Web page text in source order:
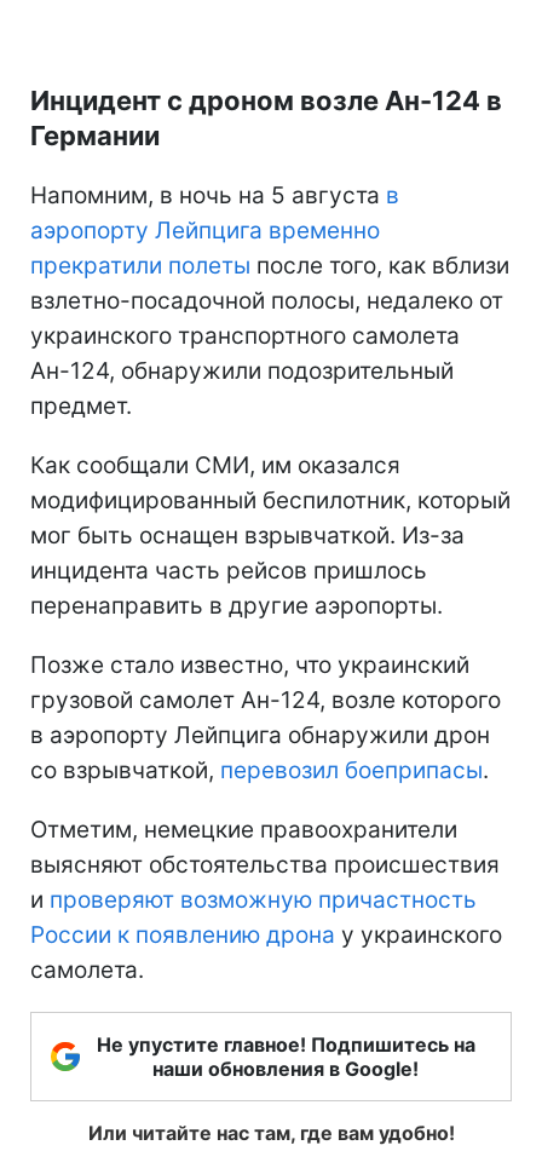
Инцидент с дроном возле Ан-124 в
Германии
Напомним, в ночь на 5 августа в
аэропорту Лейпцига временно
прекратили полеты после того, как вблизи
взлетно-посадочной полосы, недалеко от
украинского транспортного самолета
Ан-124, обнаружили подозрительный
предмет.
Как сообщали СМИ, им оказался
модифицированный беспилотник, который
мог быть оснащен взрывчаткой. Из-за
инцидента часть рейсов пришлось
перенаправить в другие аэропорты.
Позже стало известно, что украинский
грузовой самолет Ан-124, возле которого
в аэропорту Лейпцига обнаружили дрон
со взрывчаткой, перевозил боеприпасы.
Отметим, немецкие правоохранители
выясняют обстоятельства происшествия
и проверяют возможную причастность
России к появлению дрона у украинского
самолета.
Не упустите главное! Подпишитесь на
наши обновления в Google!
Или читайте нас там, где вам удобно!